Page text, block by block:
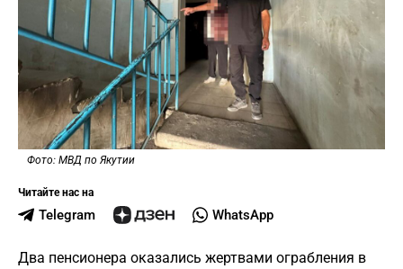
Фото: МВД по Якутии
Читайте нас на
Telegram WhatsApp
Два пенсионера оказались жертвами ограбления в